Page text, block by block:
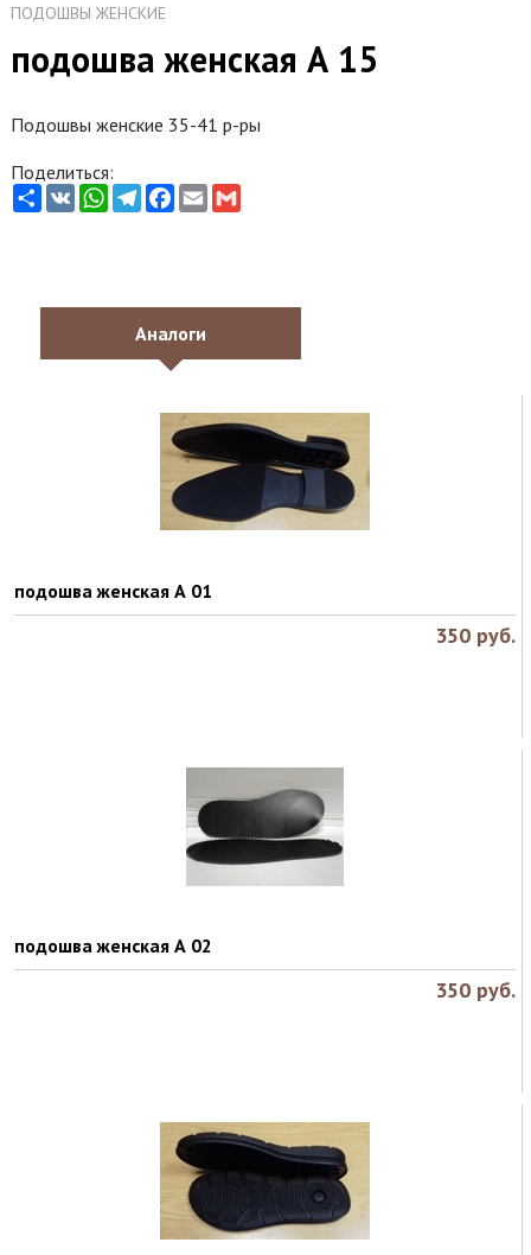
ПОДОШВЫ ЖЕНСКИЕ
подошва женская А 15
Подошвы женские 35-41 р-ры
Поделиться:
ShareVK WhatsApp
Telegram
Facebook
EmailGmail
Аналоги
подошва женская А 01
350 руб.
подошва женская А 02
350 руб.